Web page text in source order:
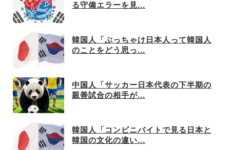
る守備エラーを見...
韓国人「ぶっちゃけ日本人って韓国人
のことをどう思っ...
中国人「サッカー日本代表の下半期の
親善試合の相手が...
韓国人「コンビニバイトで見る日本と
韓国の文化の違い...